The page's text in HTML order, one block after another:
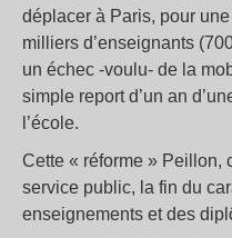
déplacer à Paris, pour
milliers d’enseignants
un échec -voulu- de la
simple report d’un an
l’école.
Cette « réforme » Peillon,
service public, la fin du
enseignements et des